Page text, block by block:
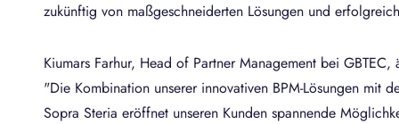
zukünftig von maßgeschneiderten Lösungen und
Kiumars Farhur, Head of Partner Management bei
"Die Kombination unserer innovativen BPM-Lösungen mit
Sopra Steria eröffnet unseren Kunden spannende